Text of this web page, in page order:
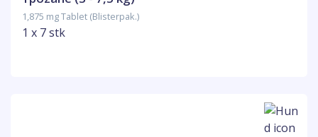
1,875 mg Tablet (Blisterpak.)
1 x 7 stk